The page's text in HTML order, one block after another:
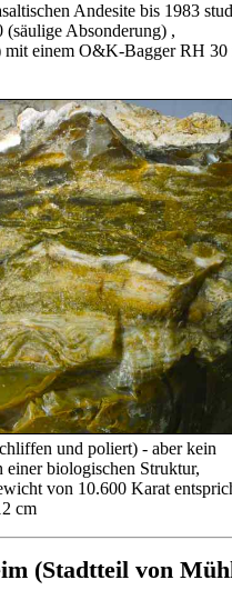
Andesite bis 1983
Absonderung) ,
einem O&K-Bagger RH
und poliert) - aber kein
biologischen Struktur,
von 10.600 Karat
cm
(Stadtteil von